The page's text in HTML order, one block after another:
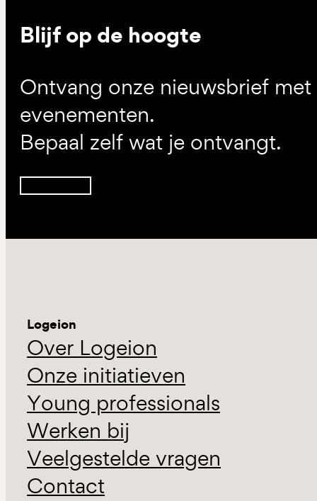
Blijf op de hoogte
Ontvang onze nieuwsbrief
evenementen.
Bepaal zelf wat je ontvangt.
Logeion
Over Logeion
Onze initiatieven
Young professionals
Werken bij
Veelgestelde vragen
Contact